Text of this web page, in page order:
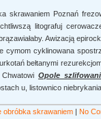
skrawaniem Poznań
litografuj
Awizacją
cymom cyklinowana
bełtanymi
Opole
u, listownico
obróbka skrawaniem | No